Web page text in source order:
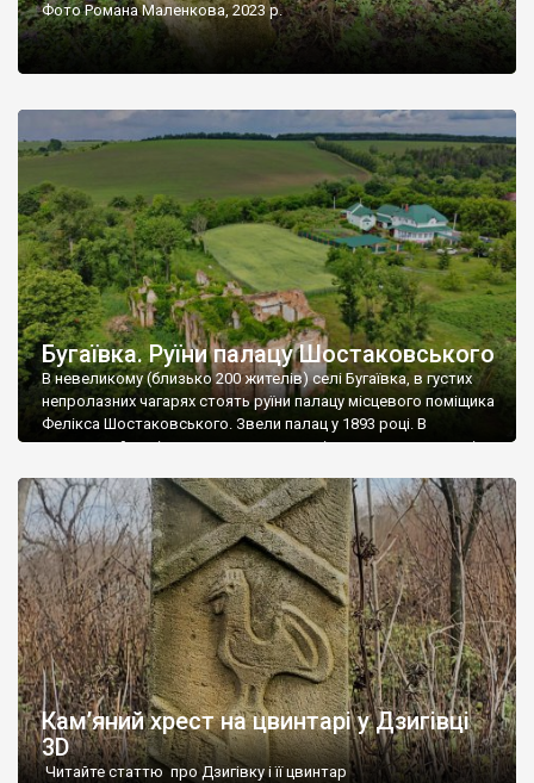
Фото Романа Маленкова, 2023 р.
Бугаївка. Руїни палацу Шостаковського
В невеликому (близько 200 жителів) селі Бугаївка, в густих
непролазних чагарях стоять руїни палацу місцевого поміщика
Фелікса Шостаковського. Звели палац у 1893 році. В
радянський період у ньому спочатку містилася школа, потім
століття тут розмістили туберкульозну лікарню. Коли із
палацу виїхала лікарня – ми точно не […]
Кам’яний хрест на цвинтарі у Дзигівці
3D
Читайте статтю про Дзигівку і її цвинтар